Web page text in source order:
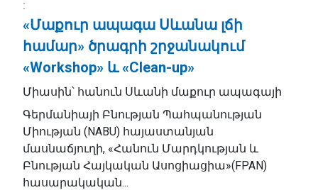
«Մաքուր ապագա Սևանա լճի
համար» ծրագրի շրջանակում
«Workshop» և «Clean-up»
Միասին՝ հանուն Սևանի մաքուր ապագայի
Գերմանիայի Բնության Պահպանության
Միության (NABU) հայաստանյան
մասնաճյուղի, «Հանուն Մարդկության և
Բնության Հայկական Ասոցիացիա»(FPAN)
հասարակական...